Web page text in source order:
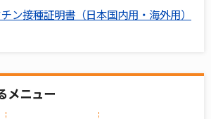
ン接種証明書（日本国内用・海外用）
メニュー